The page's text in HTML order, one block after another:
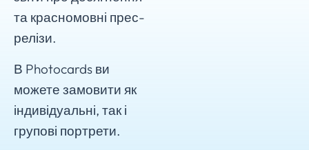
та красномовні прес-
релізи.
В Photocards ви
можете замовити як
індивідуальні, так і
групові портрети.